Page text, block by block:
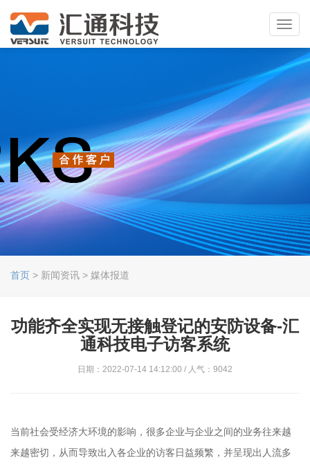
首页 > 新闻资讯 > 媒体报道
功能齐全实现无接触登记的安防设备-汇
通科技电子访客系统
日期：2022-07-14 14:12:00 / 人气：9042
当前社会受经济大环境的影响，很多企业与企业之间的业务往来越
来越密切，从而导致出入各企业的访客日益频繁，并呈现出人流多